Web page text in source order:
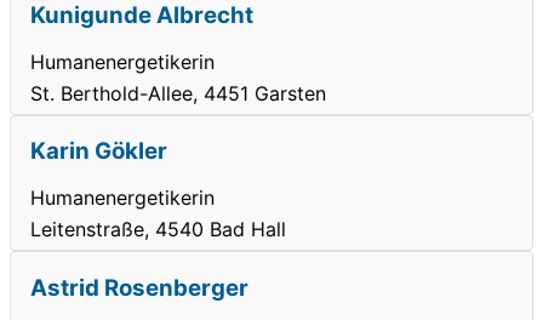
Kunigunde Albrecht
Humanenergetikerin
St. Berthold-Allee, 4451 Garsten
Karin Gökler
Humanenergetikerin
Leitenstraße, 4540 Bad Hall
Astrid Rosenberger